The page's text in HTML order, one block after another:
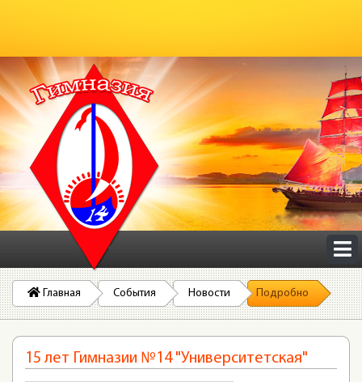
Главная События Новости Подробно
15 лет Гимназии №14 "Университетская"